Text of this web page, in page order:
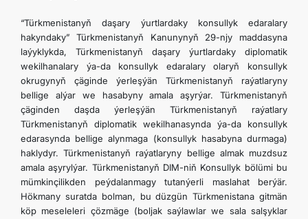
“Türkmenistanyň daşary ýurtlardaky konsullyk edaralary
hakyndaky” Türkmenistanyň Kanunynyň 29-njy maddasyna
laýyklykda, Türkmenistanyň daşary ýurtlardaky diplomatik
wekilhanalary ýa-da konsullyk edaralary olaryň konsullyk
okrugynyň çäginde ýerleşýän Türkmenistanyň raýatlaryny
bellige alýar we hasabyny amala aşyrýar. Türkmenistanyň
çäginden daşda ýerleşýän Türkmenistanyň raýatlary
Türkmenistanyň diplomatik wekilhanasynda ýa-da konsullyk
edarasynda bellige alynmaga (konsullyk hasabyna durmaga)
haklydyr. Türkmenistanyň raýatlaryny bellige almak muzdsuz
amala aşyrylýar. Türkmenistanyň DIM-niň Konsullyk bölümi bu
mümkinçilikden peýdalanmagy tutanýerli maslahat berýär.
Hökmany suratda bolman, bu düzgün Türkmenistana gitmän
köp meseleleri çözmäge (boljak saýlawlar we sala salşyklar